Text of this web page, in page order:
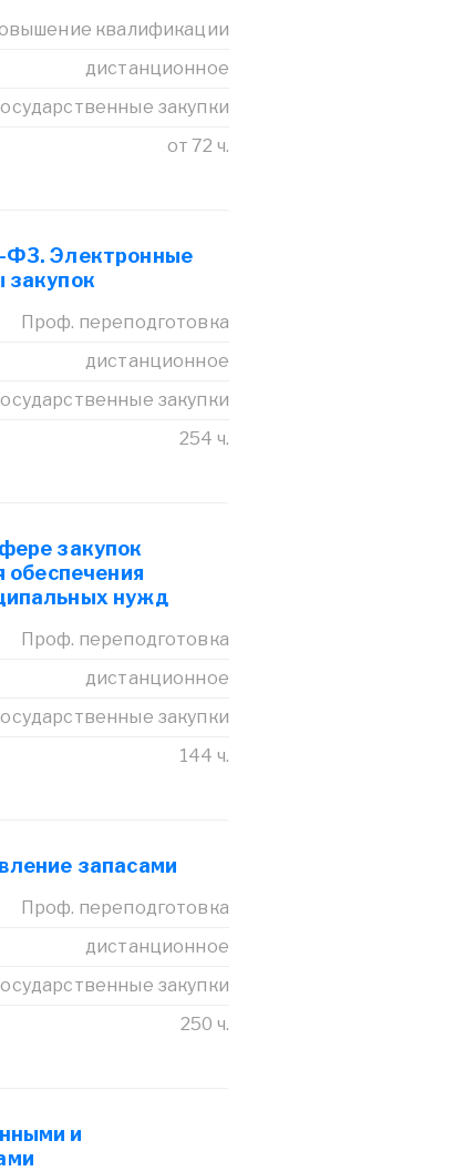
квалификации
дистанционное
закупки
от 72 ч.
Ф3. Электронные
закупок
Проф. переподготовка
дистанционное
закупки
254 ч.
закупок
обеспечения
нужд
Проф. переподготовка
дистанционное
закупки
144 ч.
запасами
Проф. переподготовка
дистанционное
закупки
250 ч.
и